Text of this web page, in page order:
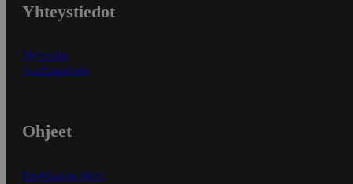
Yhteystiedot
Myymälät
Asiakaspalvelu
Ohjeet
Ensitilaajan ohjeet